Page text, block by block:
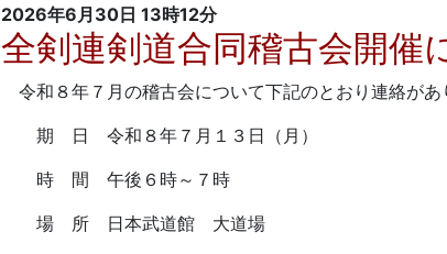
2026年6月30日 13時12分
全剣連剣道合同稽古会開催
令和８年７月の稽古会について下記のとおり連絡があ
期 日 令和８年７月１３日（月）
時 間 午後６時～７時
場 所 日本武道館 大道場